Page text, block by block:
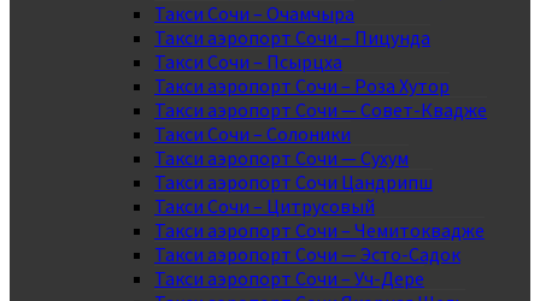
Такси Сочи – Очамчыра
Такси аэропорт Сочи – Пицунда
Такси Сочи – Псырцха
Такси аэропорт Сочи – Роза Хутор
Такси аэропорт Сочи — Совет-Квадже
Такси Сочи – Солоники
Такси аэропорт Сочи — Сухум
Такси аэропорт Сочи Цандрипш
Такси Сочи – Цитрусовый
Такси аэропорт Сочи – Чемитоквадже
Такси аэропорт Сочи — Эсто-Садок
Такси аэропорт Сочи – Уч-Дере